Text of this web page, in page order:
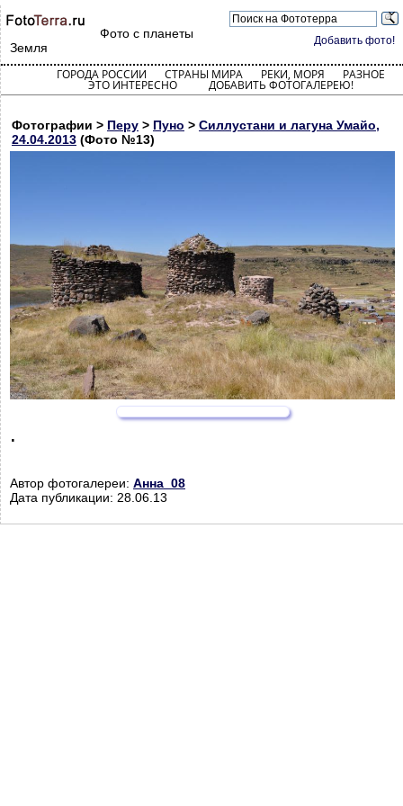
Добавить фото!
Фото с планеты
Земля
ГОРОДА РОССИИ СТРАНЫ МИРА РЕКИ, МОРЯ РАЗНОЕ
ЭТО ИНТЕРЕСНО ДОБАВИТЬ ФОТОГАЛЕРЕЮ!
Фотографии > Перу > Пуно > Силлустани и лагуна Умайо,
24.04.2013 (Фото №13)
.
Автор фотогалереи: Анна_08
Дата публикации: 28.06.13